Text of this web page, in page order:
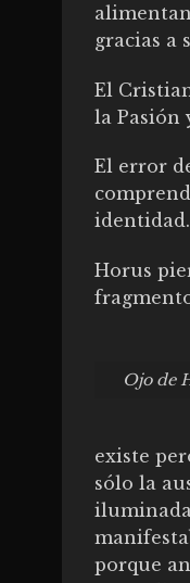
gracias a
El
la Pasión
El error
Horus
Ojo de
existe
sólo la
porque